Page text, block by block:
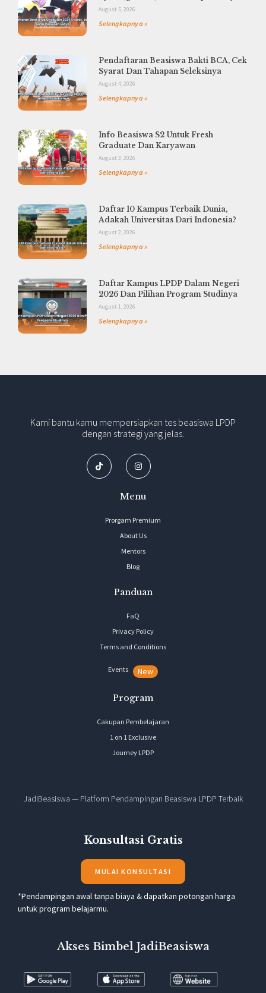
August 5, 2026
Selengkapnya »
Pendaftaran Beasiswa Bakti BCA, Cek
Syarat Dan Tahapan Seleksinya
August 4, 2026
Selengkapnya »
Info Beasiswa S2 Untuk Fresh
Graduate Dan Karyawan
August 3, 2026
Selengkapnya »
Daftar 10 Kampus Terbaik Dunia,
Adakah Universitas Dari Indonesia?
August 2, 2026
Selengkapnya »
Daftar Kampus LPDP Dalam Negeri
2026 Dan Pilihan Program Studinya
August 1, 2026
Selengkapnya »
Kami bantu kamu mempersiapkan tes beasiswa LPDP
dengan strategi yang jelas.
Menu
Prorgam Premium
About Us
Mentors
Blog
Panduan
FaQ
Privacy Policy
Terms and Conditions
Events New
Program
Cakupan Pembelajaran
1 on 1 Exclusive
Journey LPDP
JadiBeasiswa — Platform Pendampingan Beasiswa LPDP Terbaik
Konsultasi Gratis
MULAI KONSULTASI
*Pendampingan awal tanpa biaya & dapatkan potongan harga
untuk program belajarmu.
Akses Bimbel JadiBeasiswa